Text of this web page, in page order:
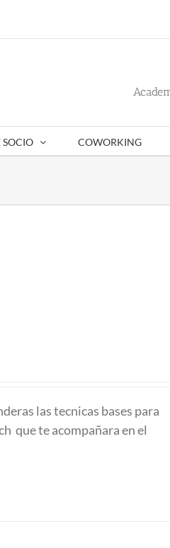
SOCIO COWORKING
las tecnicas bases para
que te acompañara en el